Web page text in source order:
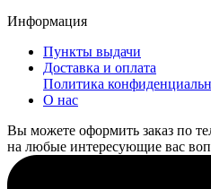
Информация
Пункты выдачи
Доставка и оплата
Политика
О нас
Вы можете оформить заказ по
на любые интересующие вас